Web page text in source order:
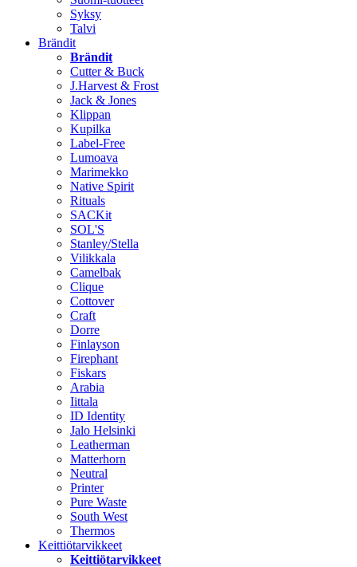
Syksy
Talvi
Brändit
Brändit
Cutter & Buck
J.Harvest & Frost
Jack & Jones
Klippan
Kupilka
Label-Free
Lumoava
Marimekko
Native Spirit
Rituals
SACKit
SOL'S
Stanley/Stella
Vilikkala
Camelbak
Clique
Cottover
Craft
Dorre
Finlayson
Firephant
Fiskars
Arabia
Iittala
ID Identity
Jalo Helsinki
Leatherman
Matterhorn
Neutral
Printer
Pure Waste
South West
Thermos
Keittiötarvikkeet
Keittiötarvikkeet